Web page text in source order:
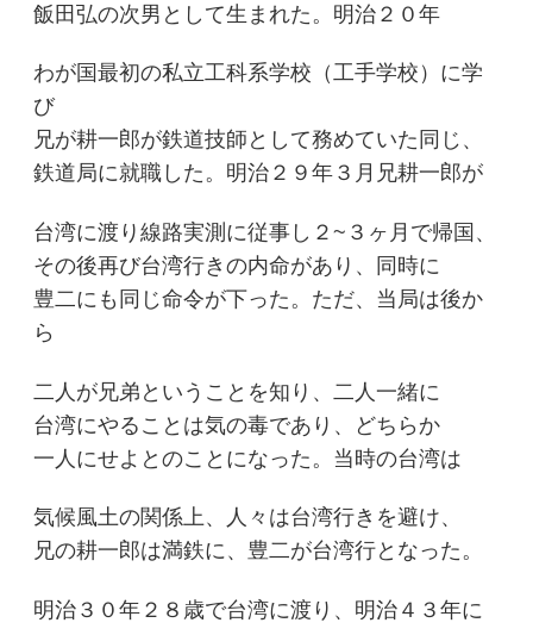
飯田弘の次男として生まれた。明治２０年
わが国最初の私立工科系学校（工手学校）に学
び
兄が耕一郎が鉄道技師として務めていた同じ、
鉄道局に就職した。明治２９年３月兄耕一郎が
台湾に渡り線路実測に従事し２~３ヶ月で帰国、
その後再び台湾行きの内命があり、同時に
豊二にも同じ命令が下った。ただ、当局は後か
ら
二人が兄弟ということを知り、二人一緒に
台湾にやることは気の毒であり、どちらか
一人にせよとのことになった。当時の台湾は
気候風土の関係上、人々は台湾行きを避け、
兄の耕一郎は満鉄に、豊二が台湾行となった。
明治３０年２８歳で台湾に渡り、明治４３年に